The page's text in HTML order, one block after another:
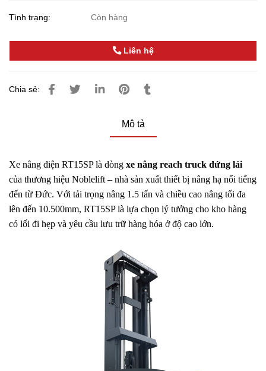
Tình trạng: Còn hàng
Liên hệ
Chia sẻ:
Mô tả
Xe nâng điện RT15SP là dòng xe nâng reach truck đứng lái
của thương hiệu Noblelift – nhà sản xuất thiết bị nâng hạ nổi tiếng
đến từ Đức. Với tải trọng nâng 1.5 tấn và chiều cao nâng tối đa
lên đến 10.500mm, RT15SP là lựa chọn lý tưởng cho kho hàng
có lối đi hẹp và yêu cầu lưu trữ hàng hóa ở độ cao lớn.